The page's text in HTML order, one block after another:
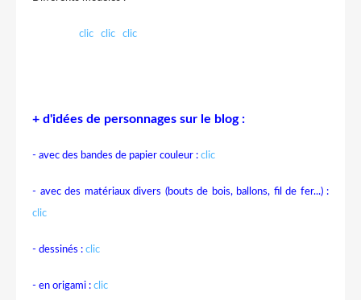
clic clic clic
+ d'idées de personnages sur le blog :
- avec des bandes de papier couleur : clic
- avec des matériaux divers (bouts de bois, ballons, fil de fer...) :
clic
- dessinés : clic
- en origami : clic